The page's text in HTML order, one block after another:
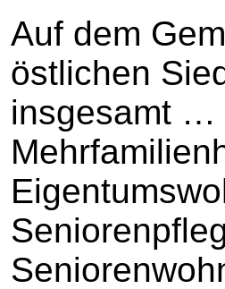
Auf dem
östlichen
insgesamt …